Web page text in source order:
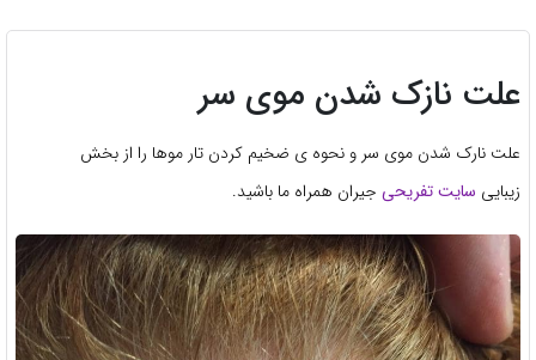
علت نازک شدن موی سر
علت نارک شدن موی سر و نحوه ی ضخیم کردن تار موها را از بخش
زیبایی سایت تفریحی جیران همراه ما باشید.